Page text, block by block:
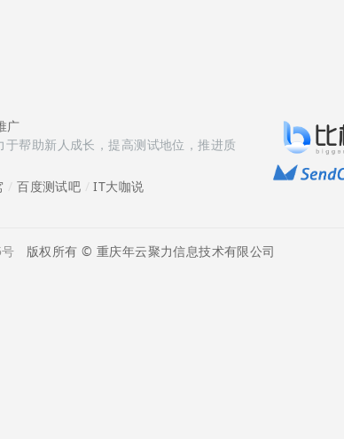
广
帮助新人成长，提高测试地位，推进质
/百度测试吧 /IT大咖说
版权所有 © 重庆年云聚力信息技术有限公司